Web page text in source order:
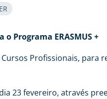
Programa ERASMUS +
Profissionais, para
23 fevereiro, através